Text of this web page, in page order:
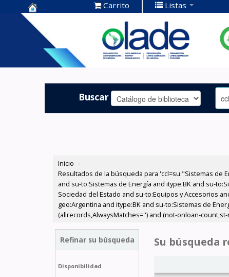
Centro de
Documentación
OLADE -
Carrito Listas
Buscar
Inicio ›
Resultados de la búsqueda para 'ccl=su:"Sistemas de
and su-to:Sistemas de Energía and itype:BK and su-
Sociedad del Estado and su-to:Equipos y Accesorios
geo:Argentina and itype:BK and su-to:Sistemas de
(allrecords,AlwaysMatches='') and (not-onloan-
Refinar su búsqueda
Disponibilidad
Su búsqueda